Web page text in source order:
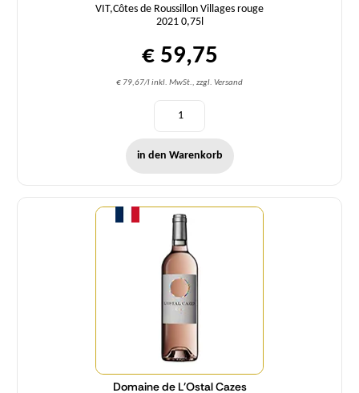
VIT,Côtes de Roussillon Villages rouge
2021 0,75l
€ 59,75
€ 79,67/l inkl. MwSt., zzgl. Versand
in den Warenkorb
Domaine de L'Ostal Cazes
Menge